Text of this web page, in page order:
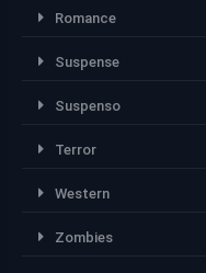
Romance
Suspense
Suspenso
Terror
Western
Zombies